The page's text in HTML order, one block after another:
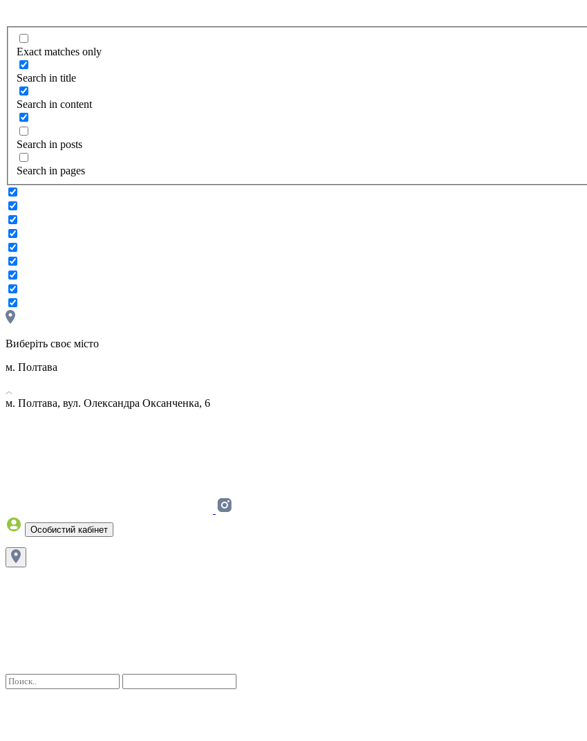
Exact matches only
Search in title
Search in content
Search in posts
Search in pages
Виберіть своє місто
м. Полтава
м. Полтава, вул. Олександра Оксанченка, 6
Особистий кабінет